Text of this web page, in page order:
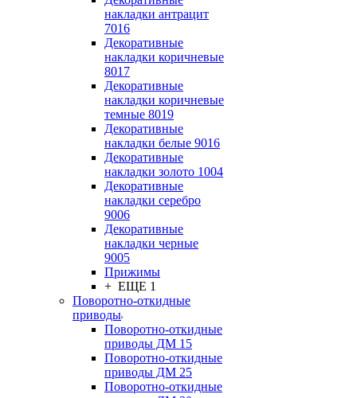
накладки антрацит
7016
Декоративные
накладки коричневые
8017
Декоративные
накладки коричневые
темные 8019
Декоративные
накладки белые 9016
Декоративные
накладки золото 1004
Декоративные
накладки серебро
9006
Декоративные
накладки черные
9005
Прижимы
+ ЕЩЕ 1
Поворотно-откидные
приводы
Поворотно-откидные
приводы ДМ 15
Поворотно-откидные
приводы ДМ 25
Поворотно-откидные